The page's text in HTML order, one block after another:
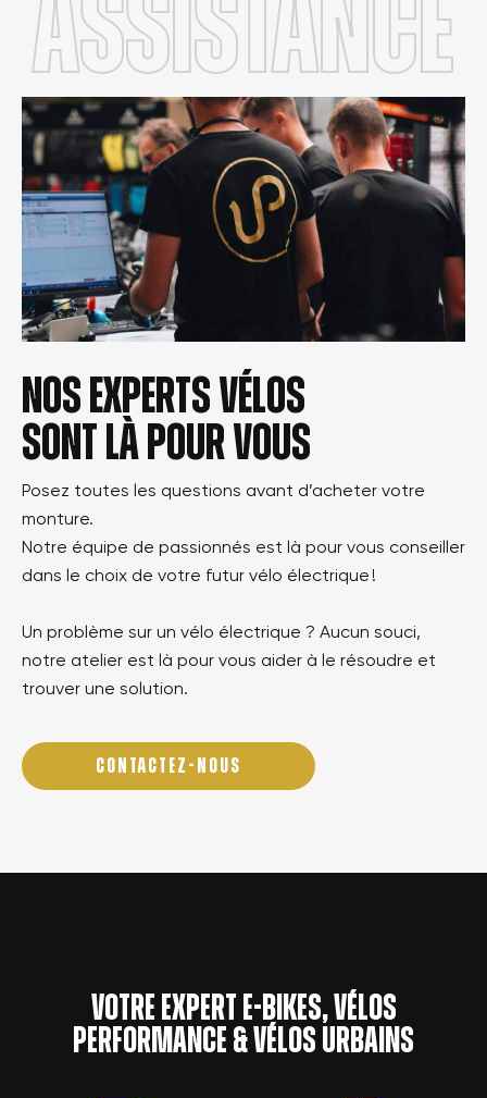
Assistance
Nos experts vélos
sont là pour vous
Posez toutes les questions avant d’acheter votre
monture.
Notre équipe de passionnés est là pour vous conseiller
dans le choix de votre futur vélo électrique !
Un problème sur un vélo électrique ? Aucun souci,
notre atelier est là pour vous aider à le résoudre et
trouver une solution.
CONTACTEZ-NOUS
Votre expert e-bikes, vélos
performance & vélos urbains